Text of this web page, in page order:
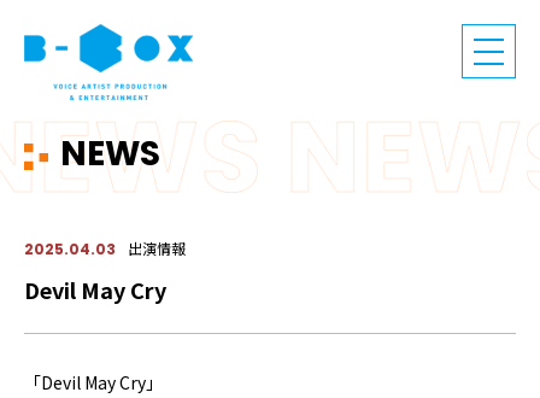
NEWS
2025.04.03 出演情報
Devil May Cry
「Devil May Cry」